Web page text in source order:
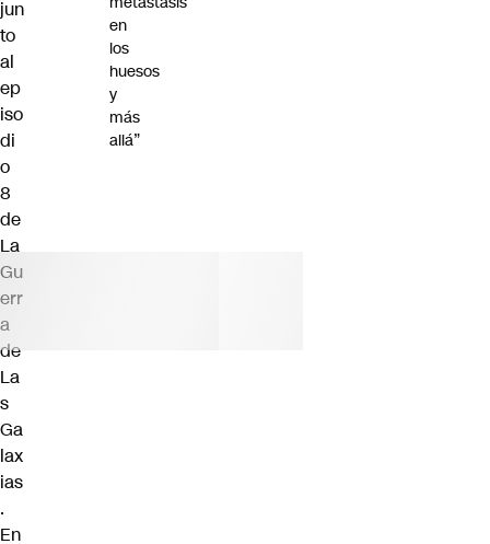
jun
to
al
ep
iso
di
o
8
de
La
Gu
err
a
de
La
s
Ga
lax
ias
.
En
en
los
huesos
y
más
allá”